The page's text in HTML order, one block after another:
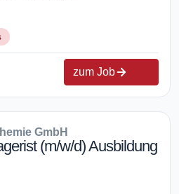
zum Job
GmbH
(m/w/d) Ausbildung